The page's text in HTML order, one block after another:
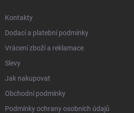
Kontakty
Dodací a platební podmínky
Vrácení zboží a reklamace
Slevy
Jak nakupovat
Obchodní podmínky
Podmínky ochrany osobních údajů